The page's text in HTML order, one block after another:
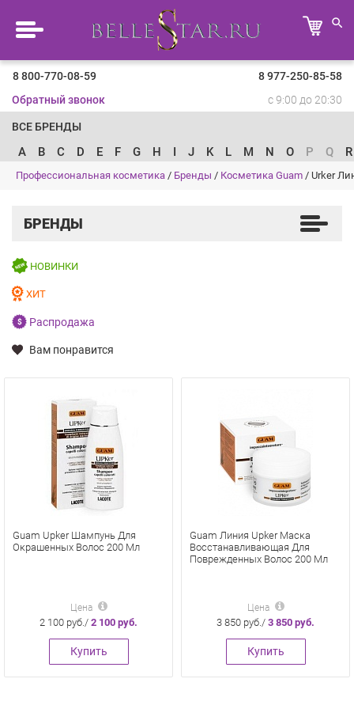
8 800-770-08-59
8 977-250-85-58
Обратный звонок
с 9:00 до 20:30
ВСЕ БРЕНДЫ
A B C D E F G H I J K L M N O P Q R
Профессиональная косметика / Бренды / Косметика Guam / Urker
БРЕНДЫ
НОВИНКИ
ХИТ
Распродажа
Вам понравится
Guam Upker Шампунь Для
Окрашенных Волос 200 Мл
Цена
2 100 руб./ 2 100 руб.
Купить
Guam Линия Upker Маска
Восстанавливающая Для
Поврежденных Волос 200 Мл
Цена
3 850 руб./ 3 850 руб.
Купить